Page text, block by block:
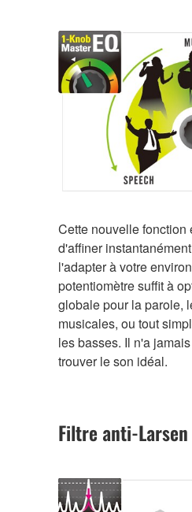
Cette nouvelle
d'affiner
l'adapter à votre
potentiomètre suffit à
globale pour la parole,
musicales, ou tout
les basses. Il n'a
trouver le son idéal.
Filtre anti-Larsen